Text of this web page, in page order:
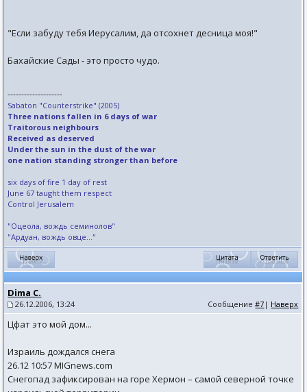
"Если забуду тебя Иерусалим, да отсохнет десница моя!"
Бахайские Сады - это просто чудо.
--------------------
Sabaton "Counterstrike" (2005)
Three nations fallen in 6 days of war
Traitorous neighbours
Received as deserved
Under the sun in the dust of the war
one nation standing stronger than before
six days of fire 1 day of rest
June 67 taught them respect
Control Jerusalem
"Оцеола, вождь семинолов"
"Ардуан, вождь овце..."
Dima C.
26.12.2006, 13:24 Сообщение#7 | Наверх
Цфат это мой дом...
Израиль дождался снега
26.12 10:57 MIGnews.com
Снегопад зафиксирован на горе Хермон – самой северной точке